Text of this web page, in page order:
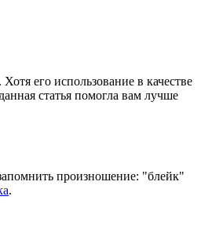
его использование в качестве
статья помогла вам лучше
произношение: "блейк"
.